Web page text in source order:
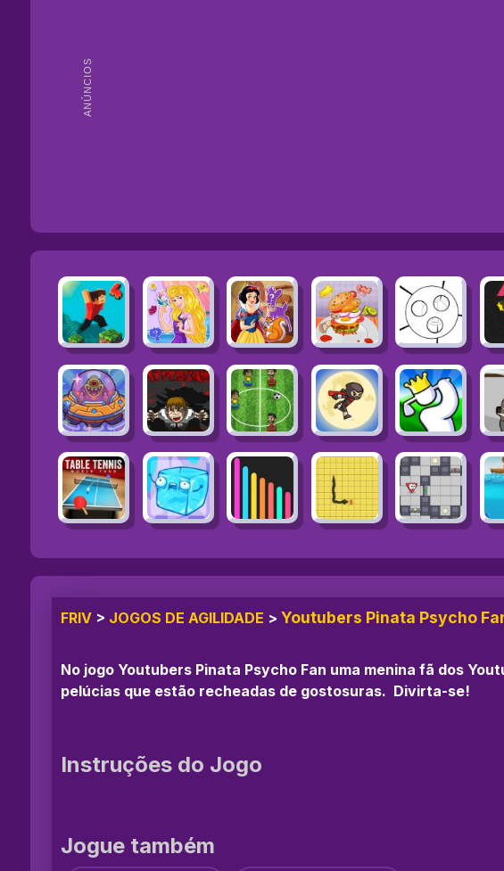
ANÚNCIOS
FRIV > JOGOS DE AGILIDADE > Youtubers Pinata Psycho
No jogo Youtubers Pinata Psycho Fan uma menina fã dos
pelúcias que estão recheadas de gostosuras. Divirta-se!
Instruções do Jogo
Jogue também